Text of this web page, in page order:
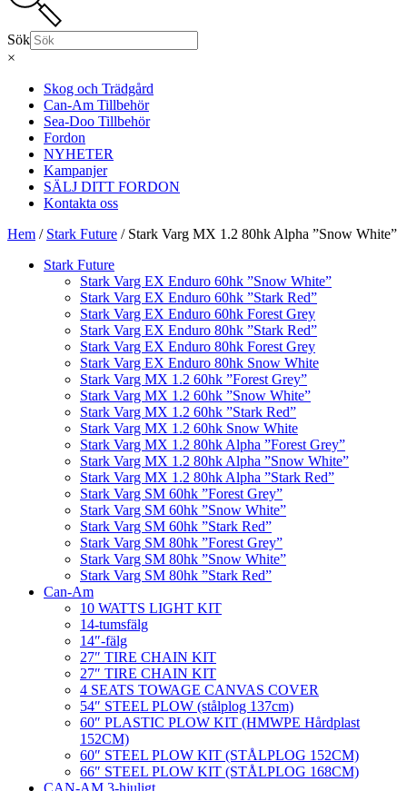
Sök
×
Skog och Trädgård
Can-Am Tillbehör
Sea-Doo Tillbehör
Fordon
NYHETER
Kampanjer
SÄLJ DITT FORDON
Kontakta oss
Hem / Stark Future / Stark Varg MX 1.2 80hk Alpha ”Snow White”
Stark Future
Stark Varg EX Enduro 60hk ”Snow White”
Stark Varg EX Enduro 60hk ”Stark Red”
Stark Varg EX Enduro 60hk Forest Grey
Stark Varg EX Enduro 80hk ”Stark Red”
Stark Varg EX Enduro 80hk Forest Grey
Stark Varg EX Enduro 80hk Snow White
Stark Varg MX 1.2 60hk ”Forest Grey”
Stark Varg MX 1.2 60hk ”Snow White”
Stark Varg MX 1.2 60hk ”Stark Red”
Stark Varg MX 1.2 60hk Snow White
Stark Varg MX 1.2 80hk Alpha ”Forest Grey”
Stark Varg MX 1.2 80hk Alpha ”Snow White”
Stark Varg MX 1.2 80hk Alpha ”Stark Red”
Stark Varg SM 60hk ”Forest Grey”
Stark Varg SM 60hk ”Snow White”
Stark Varg SM 60hk ”Stark Red”
Stark Varg SM 80hk ”Forest Grey”
Stark Varg SM 80hk ”Snow White”
Stark Varg SM 80hk ”Stark Red”
Can-Am
10 WATTS LIGHT KIT
14-tumsfälg
14″-fälg
27″ TIRE CHAIN KIT
27″ TIRE CHAIN KIT
4 SEATS TOWAGE CANVAS COVER
54″ STEEL PLOW (stålplog 137cm)
60″ PLASTIC PLOW KIT (HMWPE Hårdplast
152CM)
60″ STEEL PLOW KIT (STÅLPLOG 152CM)
66″ STEEL PLOW KIT (STÅLPLOG 168CM)
CAN-AM 3-hjuligt